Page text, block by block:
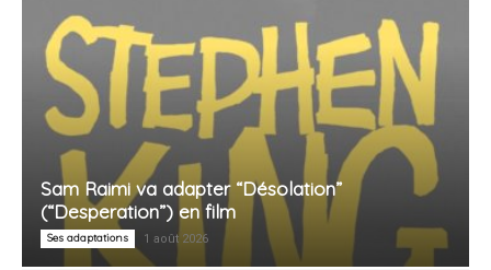
Sam Raimi va adapter “Désolation”
(“Desperation”) en film
Ses adaptations 1 août 2026